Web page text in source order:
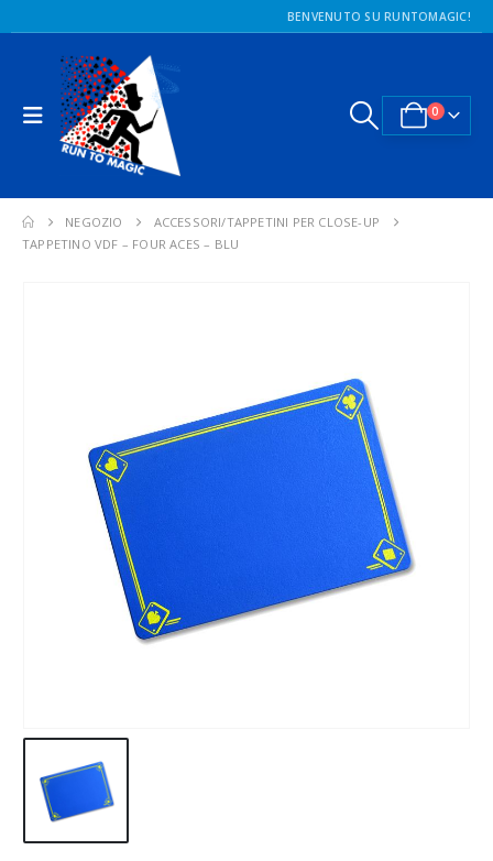
BENVENUTO SU RUNTOMAGIC!
0
NEGOZIO
ACCESSORI/TAPPETINI PER CLOSE-UP
TAPPETINO VDF – FOUR ACES – BLU